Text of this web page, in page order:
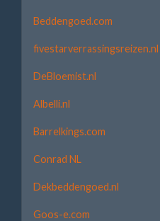
Beddengoed.com
fivestarverrassingsreizen.nl
DeBloemist.nl
Albelli.nl
Barrelkings.com
Conrad NL
Dekbeddengoed.nl
Goos-e.com